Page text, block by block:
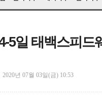
5일 태백스피드
2020년 07월 03일(금) 10:53